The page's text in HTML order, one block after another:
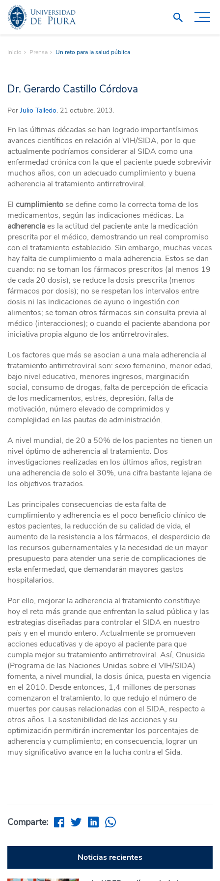
Inicio Prensa Un reto para la salud pública
Dr. Gerardo Castillo Córdova
Por Julio Talledo. 21 octubre, 2013.
En las últimas décadas se han logrado importantísimos
avances científicos en relación al VIH/SIDA, por lo que
actualmente podríamos considerar al SIDA como una
enfermedad crónica con la que el paciente puede sobrevivir
muchos años, con un adecuado cumplimiento y buena
adherencia al tratamiento antirretroviral.
El cumplimiento se define como la correcta toma de los
medicamentos, según las indicaciones médicas. La
adherenciaes la actitud del paciente ante la medicación
prescrita por el médico, demostrando un real compromiso
con el tratamiento establecido. Sin embargo, muchas veces
hay falta de cumplimiento o mala adherencia. Estos se dan
cuando: no se toman los fármacos prescritos (al menos 19
de cada 20 dosis); se reduce la dosis prescrita (menos
fármacos por dosis); no se respetan los intervalos entre
dosis ni las indicaciones de ayuno o ingestión con
alimentos; se toman otros fármacos sin consulta previa al
médico (interacciones); o cuando el paciente abandona por
iniciativa propia alguno de los antirretrovirales.
Los factores que más se asocian a una mala adherencia al
tratamiento antirretroviral son: sexo femenino, menor edad,
bajo nivel educativo, menores ingresos, marginación
social, consumo de drogas, falta de percepción de eficacia
de los medicamentos, estrés, depresión, falta de
motivación, número elevado de comprimidos y
complejidad en las pautas de administración.
A nivel mundial, de 20 a 50% de los pacientes no tienen un
nivel óptimo de adherencia al tratamiento. Dos
investigaciones realizadas en los últimos años, registran
una adherencia de solo el 30%, una cifra bastante lejana de
los objetivos trazados.
Las principales consecuencias de esta falta de
cumplimiento y adherencia es el poco beneficio clínico de
estos pacientes, la reducción de su calidad de vida, el
aumento de la resistencia a los fármacos, el desperdicio de
los recursos gubernamentales y la necesidad de un mayor
presupuesto para atender una serie de complicaciones de
esta enfermedad, que demandarán mayores gastos
hospitalarios.
Por ello, mejorar la adherencia al tratamiento constituye
hoy el reto más grande que enfrentan la salud pública y las
estrategias diseñadas para controlar el SIDA en nuestro
país y en el mundo entero. Actualmente se promueven
acciones educativas y de apoyo al paciente para que
cumpla mejor su tratamiento antirretroviral. Así, Onusida
(Programa de las Naciones Unidas sobre el VIH/SIDA)
fomenta, a nivel mundial, la dosis única, puesta en vigencia
en el 2010. Desde entonces, 1,4 millones de personas
comenzaron el tratamiento, lo que redujo el número de
muertes por causas relacionadas con el SIDA, respecto a
otros años. La sostenibilidad de las acciones y su
optimización permitirán incrementar los porcentajes de
adherencia y cumplimiento; en consecuencia, lograr un
muy significativo avance en la lucha contra el Sida.
Comparte:
Noticias recientes